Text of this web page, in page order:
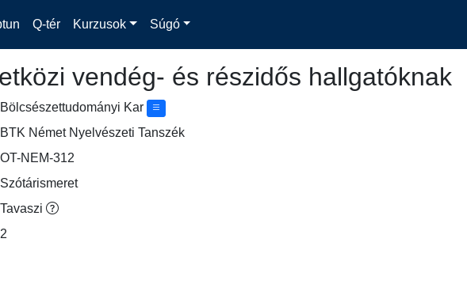
Q-tér Kurzusok Súgó
vendég- és részidős hallgatóknak
Bölcsészettudományi Kar
BTK Német Nyelvészeti Tanszék
OT-NEM-312
Szótárismeret
Tavaszi
2